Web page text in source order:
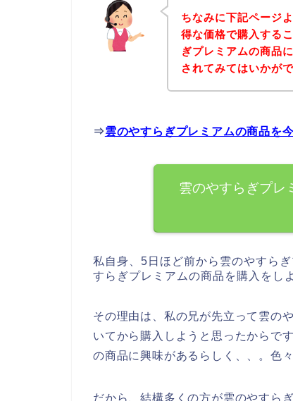
ちなみに下記ページ
得な価格で購入する
ぎプレミアムの商品
されてみてはいかが
⇒雲のやすらぎプレミアムの商品を
雲のやすらぎプレ
私自身、5日ほど前から雲のやすら
すらぎプレミアムの商品を購入をし
その理由は、私の兄が先立って雲の
いてから購入しようと思ったからで
の商品に興味があるらしく、、。色
だから、結構多くの方が雲のやすら